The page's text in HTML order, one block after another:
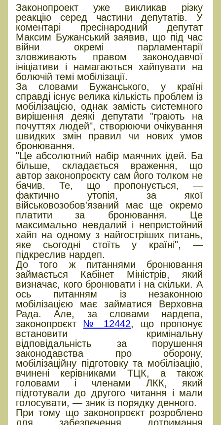
Законопроект уже викликав різку
реакцію серед частини депутатів. У
коментарі пресінародний депутат
Максим Бужанський заявив, що під час
війни окремі парламентарії
зловживають правом законодавчої
ініціативи і намагаються хайпувати на
болючій темі мобілізації.
За словами Бужанського, у країні
справді існує велика кількість проблем із
мобілізацією, однак замість системного
вирішення деякі депутати "грають на
почуттях людей", створюючи очікування
швидких змін правил чи нових умов
бронювання.
"Це абсолютний набір маячних ідей. Ба
більше, складається враження, що
автор законопроєкту сам його толком не
бачив. Те, що пропонується, —
фактично утопія, за якої
військовозобов'язаний має ще окремо
платити за бронювання. Це
максимально невдалий і непристойний
хайп на одному з найгостріших питань,
яке сьогодні стоїть у країні", —
підкреслив нардеп.
До того ж питаннями бронювання
займається Кабінет Міністрів, який
визначає, кого бронювати і на скільки. А
ось питанням із незаконною
мобілізацією має займатися Верховна
Рада. Але, за словами нардепа,
законопроєкт № 12442, що пропонує
встановити кримінальну
відповідальність за порушення
законодавства про оборону,
мобілізаційну підготовку та мобілізацію,
вчинені керівниками ТЦК, а також
головами і членами ЛКК, який
підготували до другого читання і мали
голосувати, — зник із порядку денного.
При тому що законопроєкт розроблено
для забезпечення дотримання